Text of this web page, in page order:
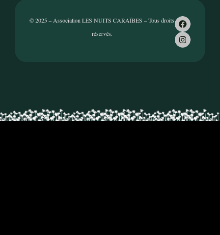
© 2025 – Association LES NUITS CARAÏBES – Tous droits
réservés.